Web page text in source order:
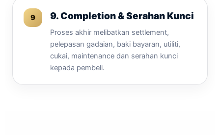
9. Completion & Serahan Kunci
Proses akhir melibatkan settlement,
pelepasan gadaian, baki bayaran, utiliti,
cukai, maintenance dan serahan kunci
kepada pembeli.